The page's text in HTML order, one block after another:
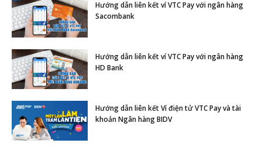
Hướng dẫn liên kết ví VTC Pay với ngân hàng
Sacombank
Hướng dẫn liên kết ví VTC Pay với ngân hàng
HD Bank
Hướng dẫn liên kết Ví điện tử VTC Pay và tài
khoản Ngân hàng BIDV